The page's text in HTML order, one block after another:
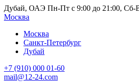
Дубай, ОАЭ Пн-Пт с 9:00 до 21:00, Сб-
Москва
Москва
Санкт-Петербург
Дубай
+7 (910) 000 01-60
mail@12-24.com